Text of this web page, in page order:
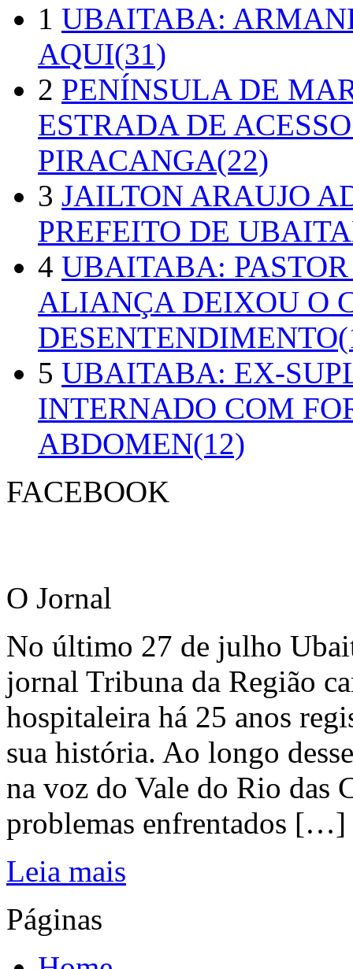
1 UBAITABA:
AQUI(31)
2 PENÍNSULA DE
ESTRADA DE
PIRACANGA(22)
3 JAILTON ARAUJO
PREFEITO DE
4 UBAITABA:
ALIANÇA DEIXOU O
5 UBAITABA: EX-
INTERNADO COM
ABDOMEN(12)
FACEBOOK
O Jornal
No último 27 de julho
jornal Tribuna da Região
hospitaleira há 25 anos
sua história. Ao longo
na voz do Vale do Rio das
problemas enfrentados […]
Leia mais
Páginas